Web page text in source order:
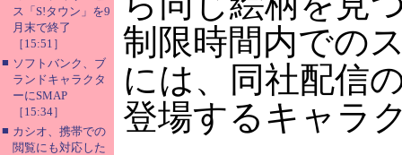
ス「S!タウン」を9
月末で終了
［15:51］
■ ソフトバンク、ブ
ランドキャラクタ
ーにSMAP
［15:34］
■ カシオ、携帯での
閲覧にも対応した
制限時間内での
には、同社配信
登場するキャラ